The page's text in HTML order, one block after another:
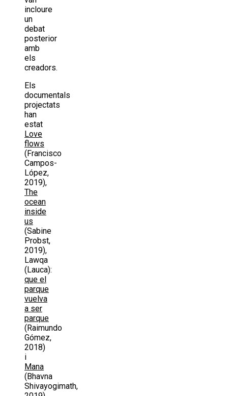
incloure
un
debat
posterior
amb
els
creadors.
Els
documentals
projectats
han
estat
Love
flows
(Francisco
Campos-
López,
2019),
The
ocean
inside
us
(Sabine
Probst,
2019),
Lawqa
(Lauca):
que el
parque
vuelva
a ser
parque
(Raimundo
Gómez,
2018)
i
Mana
(Bhavna
Shivayogimath,